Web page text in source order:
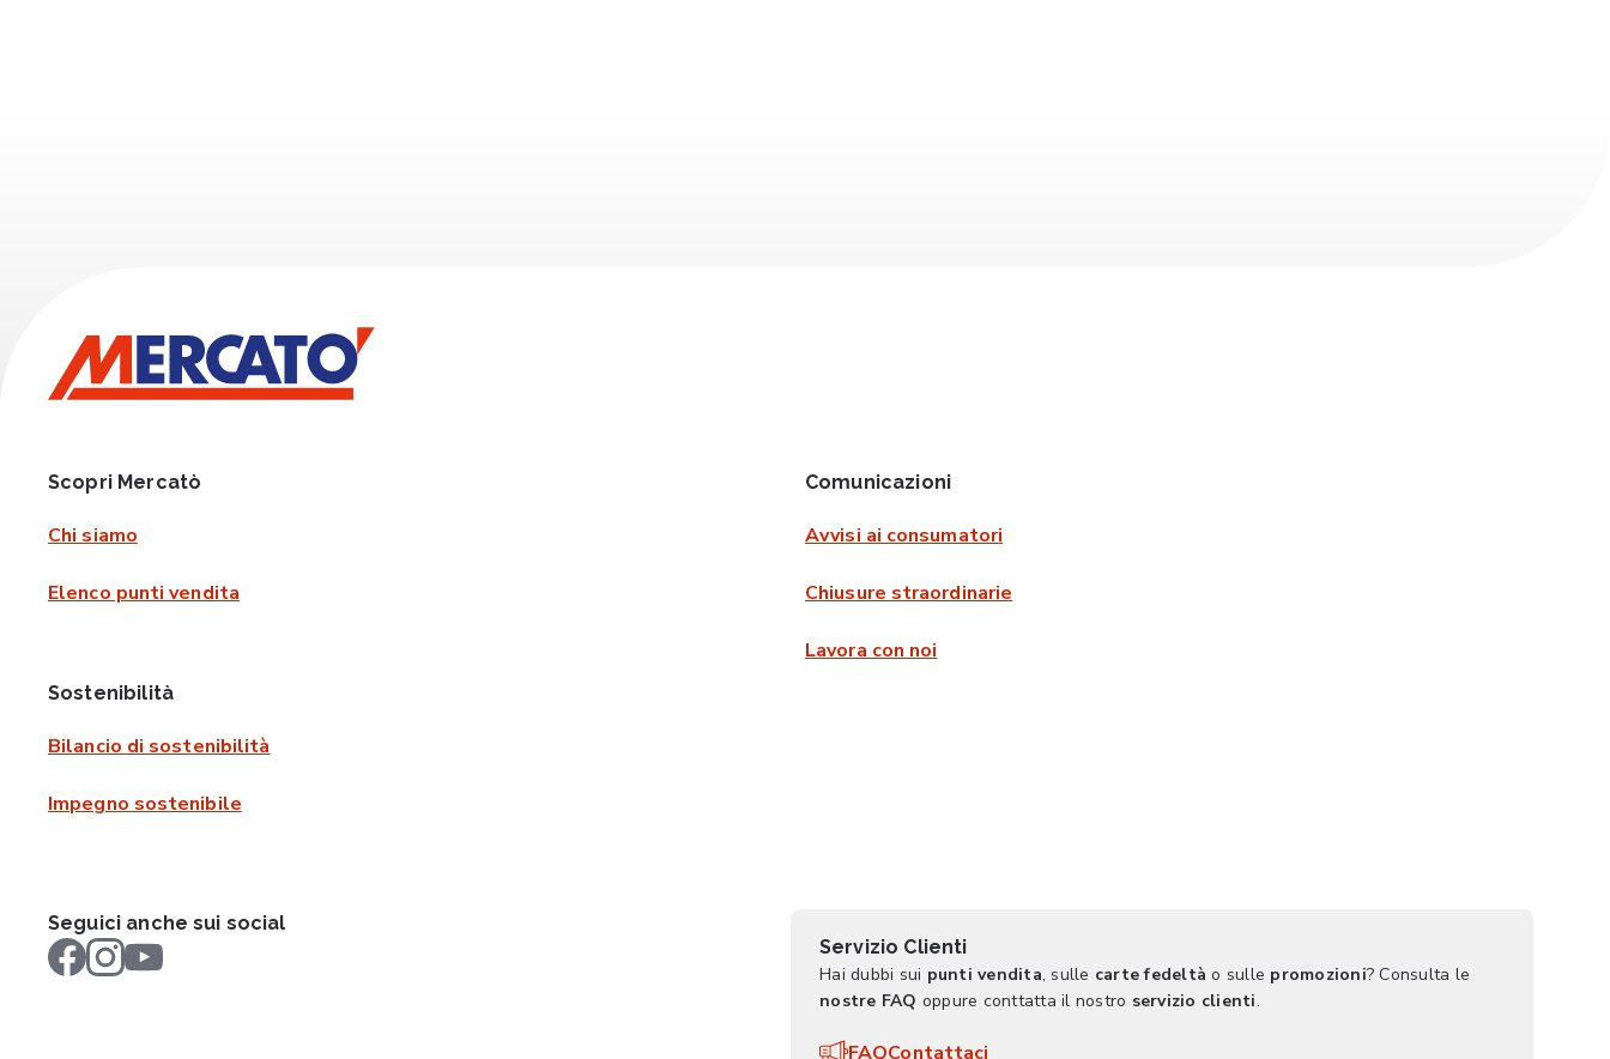
Scopri Mercatò
Chi siamo
Elenco punti vendita
Comunicazioni
Avvisi ai consumatori
Chiusure straordinarie
Lavora con noi
Sostenibilità
Bilancio di sostenibilità
Impegno sostenibile
Seguici anche sui social
Servizio Clienti
Hai dubbi sui punti vendita, sulle carte fedeltà o sulle promozioni? Consulta le
nostre FAQ oppure conttatta il nostro servizio clienti.
FAQContattaci